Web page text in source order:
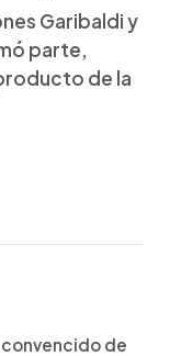
Garibaldi y
parte,
de la
de